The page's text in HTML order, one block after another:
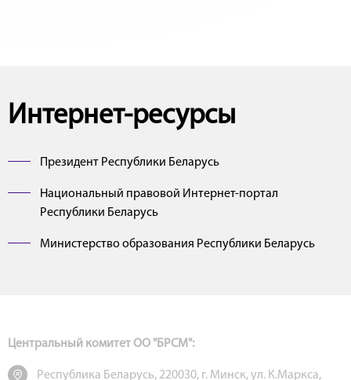
Интернет-ресурсы
Президент Республики Беларусь
Национальный правовой Интернет-портал
Республики Беларусь
Министерство образования Республики Беларусь
Центральный комитет ОО "БРСМ":
Республика Беларусь, 220030, г. Минск, ул. К.Маркса,